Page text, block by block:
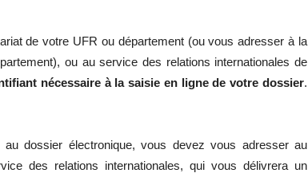
de votre UFR ou département (ou vous adresser à la
ou au service des relations internationales de
nécessaire à la saisie en ligne de votre dossier.
dossier électronique, vous devez vous adresser au
des relations internationales, qui vous délivrera un